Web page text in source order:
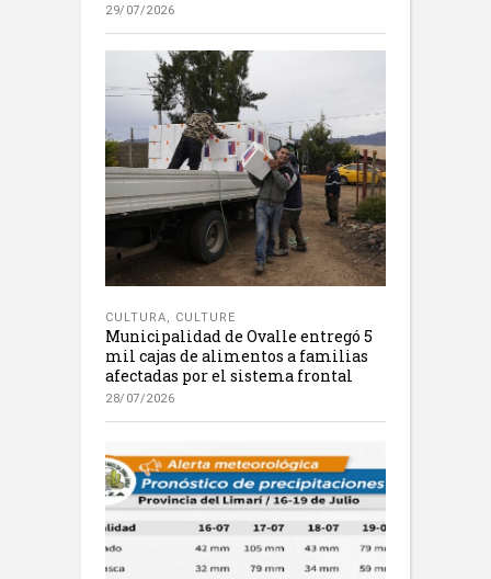
29/07/2026
CULTURA, CULTURE
Municipalidad de Ovalle entregó 5
mil cajas de alimentos a familias
afectadas por el sistema frontal
28/07/2026